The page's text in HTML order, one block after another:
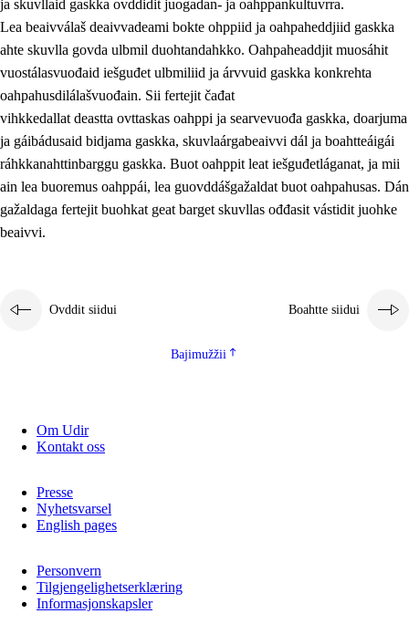
ja skuvllaid gaskka ovddidit juogadan- ja oahppankultuvrra.
Lea beaivválaš deaivvadeami bokte ohppiid ja oahpaheddjiid gaskka
ahte skuvlla govda ulbmil duohtandahkko. Oahpaheaddjit muosáhit
vuostálasvuođaid iešguđet ulbmiliid ja árvvuid gaskka konkrehta
oahpahusdilálašvuođain. Sii fertejit čađat
vihkkedallat deastta ovttaskas oahppi ja searvevuođa gaskka, doarjuma
ja gáibádusaid bidjama gaskka, skuvlaárgabeaivvi dál ja boahtteáigái
ráhkkanahttinbarggu gaskka. Buot oahppit leat iešguđetláganat, ja mii
ain lea buoremus oahppái, lea guovddášgažaldat buot oahpahusas. Dán
gažaldaga fertejit buohkat geat barget skuvllas ođđasit vástidit juohke
beaivvi.
Ovddit siidui Boahtte siidui
Bajimužžii
Om Udir
Kontakt oss
Presse
Nyhetsvarsel
English pages
Personvern
Tilgjengelighetserklæring
Informasjonskapsler